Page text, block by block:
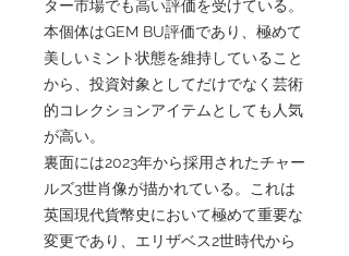
ター市場でも高い評価を受けている。
本個体はGEM BU評価であり、極めて
美しいミント状態を維持していること
から、投資対象としてだけでなく芸術
的コレクションアイテムとしても人気
が高い。
裏面には2023年から採用されたチャー
ルズ3世肖像が描かれている。これは
英国現代貨幣史において極めて重要な
変更であり、エリザベス2世時代から